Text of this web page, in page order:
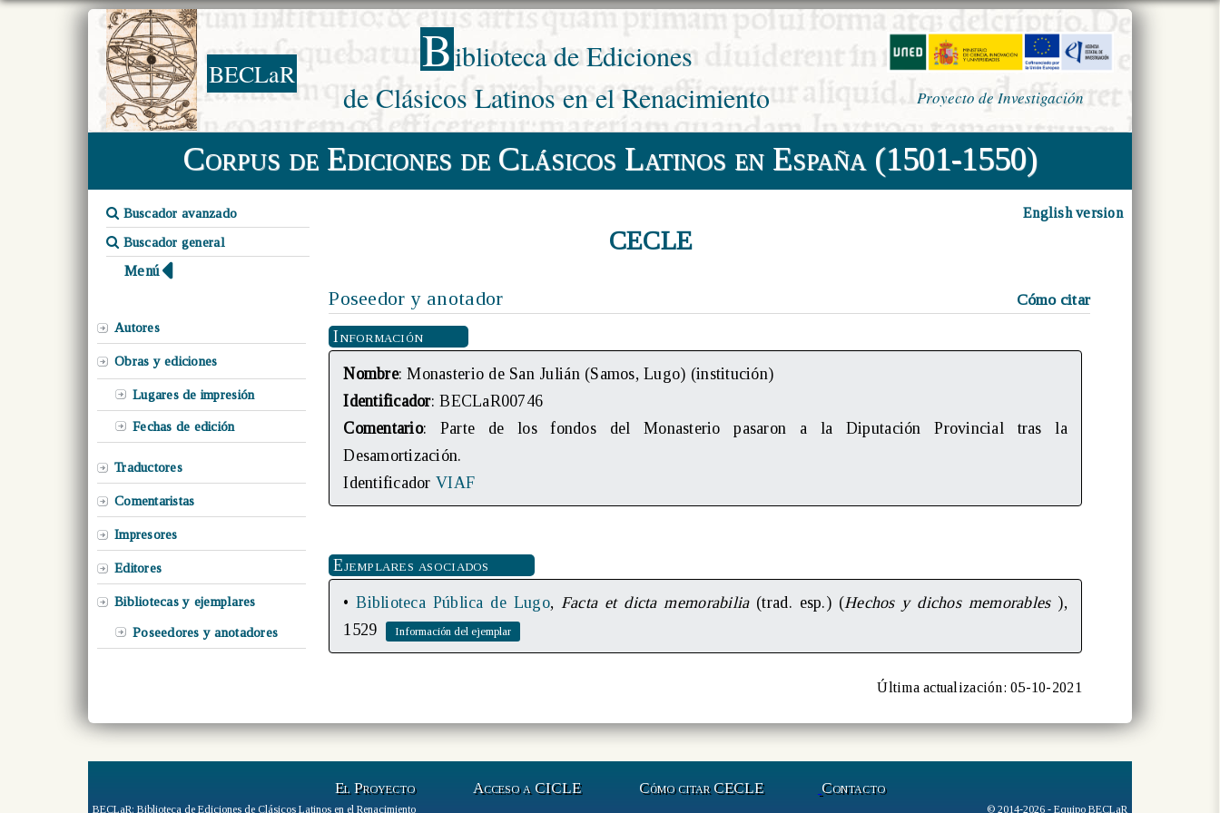
BECLaR Biblioteca de Ediciones
de Clásicos Latinos en el Renacimiento
Proyecto de Investigación
Corpus de Ediciones de Clásicos Latinos en España (1501-1550)
Buscador avanzado
Buscador general
Menú
CECLE
English version
Autores
Obras y ediciones
Lugares de impresión
Fechas de edición
Traductores
Comentaristas
Impresores
Editores
Bibliotecas y ejemplares
Poseedores y anotadores
Poseedor y anotador Cómo citar
Información
Nombre: Monasterio de San Julián (Samos, Lugo) (institución)
Identificador: BECLaR00746
Comentario: Parte de los fondos del Monasterio pasaron a la Diputación Provincial tras la
Desamortización.
IdentificadorVIAF
Ejemplares asociados
•Biblioteca Pública de Lugo, Facta et dicta memorabilia(trad. esp.) (Hechos y dichos memorables ),
1529
Última actualización: 05-10-2021
El Proyecto Acceso a CICLE Cómo citar CECLE Contacto
© 2014-2026 - Equipo BECLaR
BECLaR: Biblioteca de Ediciones de Clásicos Latinos en el Renacimiento